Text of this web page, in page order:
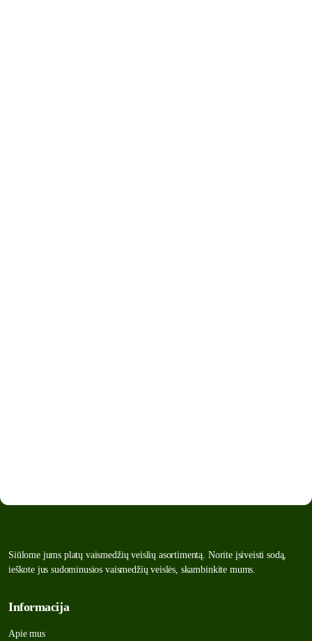
Siūlome jums platų vaismedžių veislių asortimentą. Norite įsiveisti sodą,
ieškote jus sudominusios vaismedžių veislės, skambinkite mums.
Informacija
Apie mus